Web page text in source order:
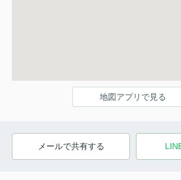
地図アプリで見る
メールで共有する